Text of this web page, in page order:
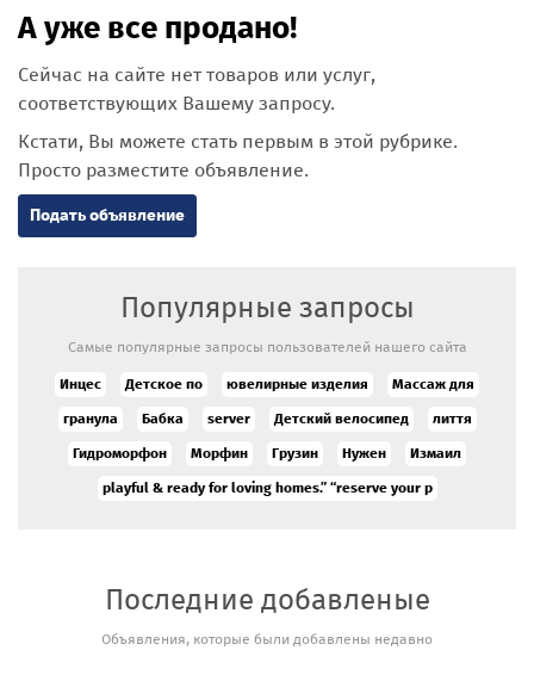
А уже все продано!
Сейчас на сайте нет товаров или услуг,
соответствующих Вашему запросу.
Кстати, Вы можете стать первым в этой рубрике.
Просто разместите объявление.
Подать объявление
Популярные запросы
Самые популярные запросы пользователей нашего сайта
Инцес Детское по ювелирные изделия Массаж для
гранула Бабка server Детский велосипед лиття
Гидроморфон Морфин Грузин Нужен Измаил
playful & ready for loving homes.” “reserve your p
Последние добавленые
Объявления, которые были добавлены недавно